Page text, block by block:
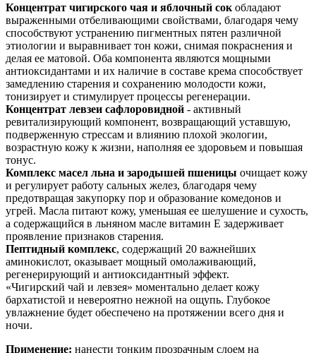
Концентрат чигирского чая и яблочный сок обладают
выраженными отбеливающими свойствами, благодаря чему
способствуют устранению пигментных пятен различной
этиологии и выравнивает тон кожи, снимая покраснения и
делая ее матовой. Оба компонента являются мощными
антиоксидантами и их наличие в составе крема способствует
замедлению старения и сохранению молодости кожи,
тонизирует и стимулирует процессы регенерации.
Концентрат левзеи сафлоровидной - активный
ревитализирующий компонент, возвращающий уставшую,
подверженную стрессам и влиянию плохой экологии,
возрастную кожу к жизни, наполняя ее здоровьем и повышая
тонус.
Комплекс масел льна и зародышей пшеницы очищает кожу
и регулирует работу сальных желез, благодаря чему
предотвращая закупорку пор и образование комедонов и
угрей. Масла питают кожу, уменьшая ее шелушение и сухость,
а содержащийся в льняном масле витамин Е задерживает
проявление признаков старения.
Пептидный комплекс, содержащий 20 важнейших
аминокислот, оказывает мощный омолаживающий,
регенерирующий и антиоксидантный эффект.
«Чигирский чай и левзея» моментально делает кожу
бархатистой и невероятно нежной на ощупь. Глубокое
увлажнение будет обеспечено на протяжении всего дня и
ночи.
Применение: нанести тонким прозрачным слоем на